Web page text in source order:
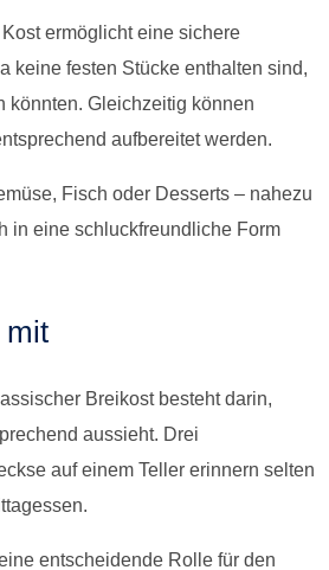
ermöglicht eine sichere
keine festen Stücke enthalten sind,
könnten. Gleichzeitig können
aufbereitet werden.
Fisch oder Desserts – nahezu
in eine schluckfreundliche Form
mit
Breikost besteht darin,
aussieht. Drei
auf einem Teller erinnern selten
entscheidende Rolle für den